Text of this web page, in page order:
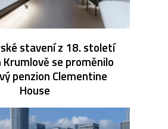
stavení z 18. století
Krumlově se proměnilo
penzion Clementine
House